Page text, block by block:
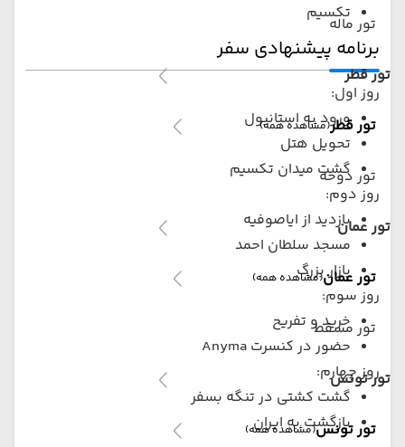
تور ماله
تور قطر
تور قطر(مشاهده همه)
تور دوحه
تور عمان
تور عمان(مشاهده همه)
تور مسقط
تور تونس
تور تونس(مشاهده همه)
تکسیم
برنامه پیشنهادی سفر
روز اول:
ورود به استانبول
تحویل هتل
گشت میدان تکسیم
روز دوم:
بازدید از ایاصوفیه
مسجد سلطان احمد
بازار بزرگ
روز سوم:
خرید و تفریح
حضور در کنسرت Anyma
روز چهارم:
گشت کشتی در تنگه بسفر
بازگشت به ایران